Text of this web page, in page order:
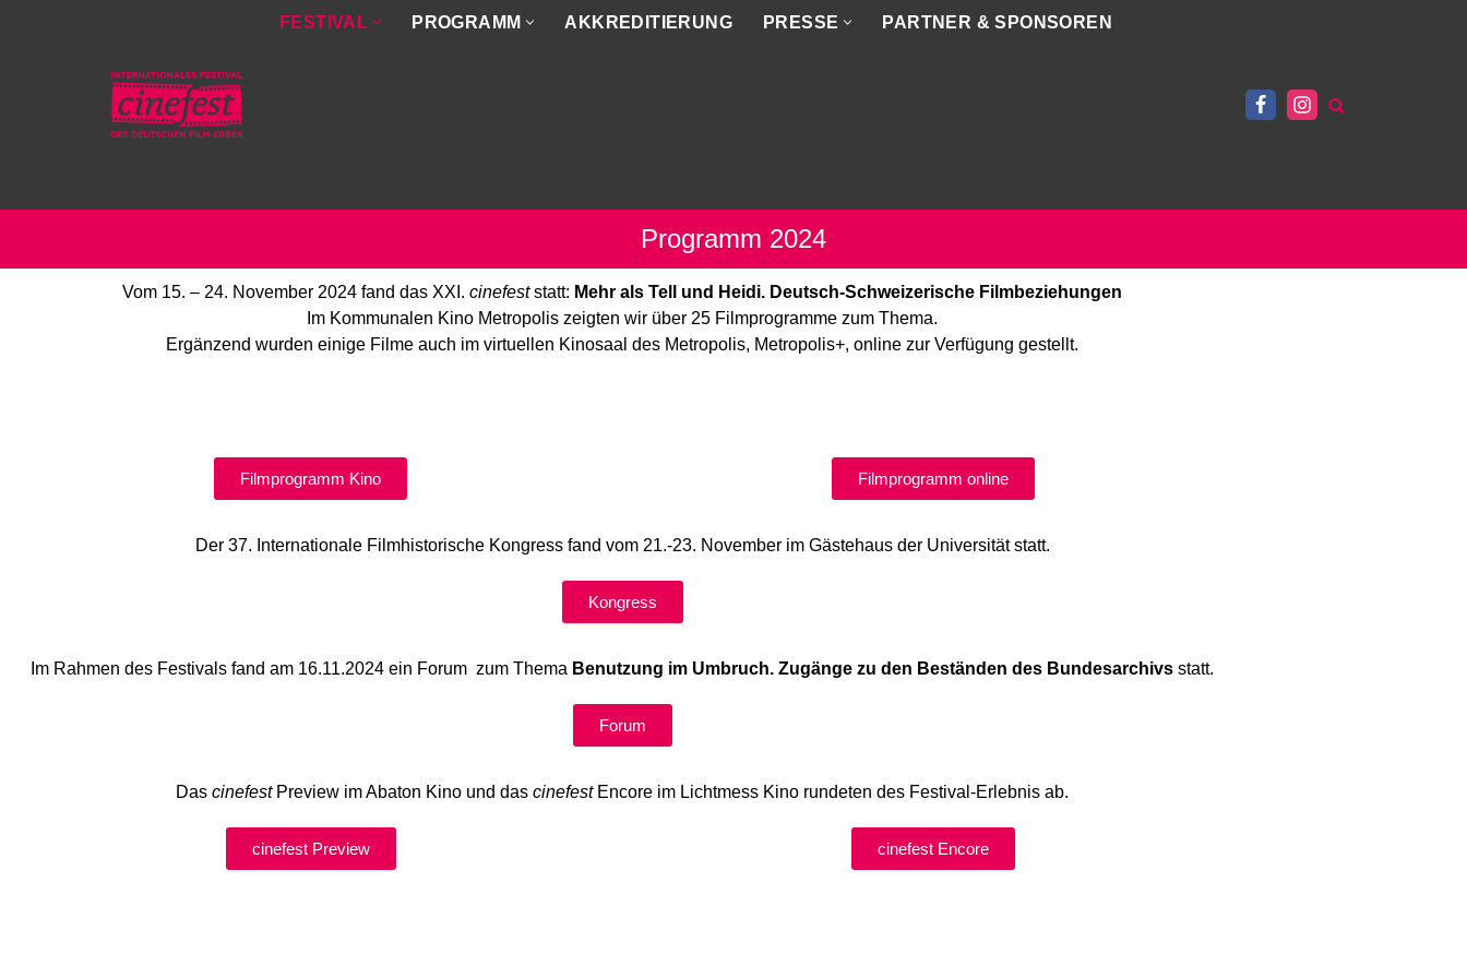
FESTIVAL PROGRAMM AKKREDITIERUNG PRESSE PARTNER & SPONSOREN
Programm 2024
Vom 15. – 24. November 2024 fand das XXI. cinefeststatt: Mehr als Tell und Heidi. Deutsch-Schweizerische Filmbeziehungen
Im Kommunalen Kino Metropolis zeigten wir über 25 Filmprogramme zum Thema.
Ergänzend wurden einige Filme auch im virtuellen Kinosaal des Metropolis, Metropolis+, online zur Verfügung gestellt.
Filmprogramm Kino Filmprogramm online
Der 37. Internationale Filmhistorische Kongress fand vom 21.-23. November im Gästehaus der Universität statt.
Kongress
Im Rahmen des Festivals fand am 16.11.2024 ein Forum zum Thema Benutzung im Umbruch. Zugänge zu den Beständen des Bundesarchivs statt.
Forum
Das cinefestPreview im Abaton Kino und das cinefestEncore im Lichtmess Kino rundeten des Festival-Erlebnis ab.
cinefest Preview cinefest Encore